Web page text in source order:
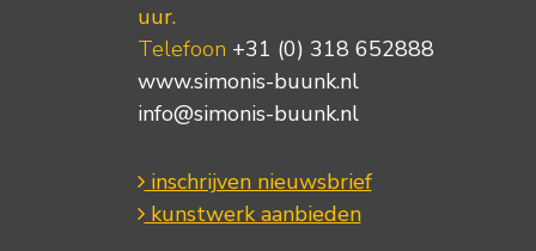
uur.
Telefoon +31 (0) 318 652888
www.simonis-buunk.nl
info@simonis-buunk.nl
inschrijven nieuwsbrief
kunstwerk aanbieden